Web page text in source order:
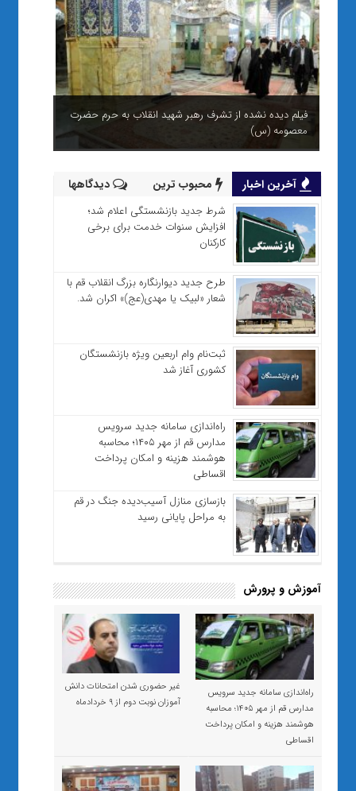
فیلم دیده نشده از تشرف رهبر شهید انقلاب به حرم حضرت
معصومه (س)
شب‌های بی‌خواب قم برای شهری هوشمند
آخرین اخبار محبوب ترین دیدگاهها
شرط جدید بازنشستگی اعلام شد؛
افزایش سنوات خدمت برای برخی
کارکنان
طرح جدید دیوارنگاره بزرگ انقلاب قم با
شعار «لبیک یا مهدی(عج)» اکران شد.
ثبت‌نام وام اربعین ویژه بازنشستگان
کشوری آغاز شد
راه‌اندازی سامانه جدید سرویس
مدارس قم از مهر ۱۴۰۵؛ محاسبه
هوشمند هزینه و امکان پرداخت
اقساطی
بازسازی منازل آسیب‌دیده جنگ در قم
به مراحل پایانی رسید
آموزش و پرورش
راه‌اندازی سامانه جدید سرویس
مدارس قم از مهر ۱۴۰۵؛ محاسبه
هوشمند هزینه و امکان پرداخت
اقساطی
غیر حضوری شدن امتحانات دانش
آموزان نوبت دوم از ۹ خردادماه